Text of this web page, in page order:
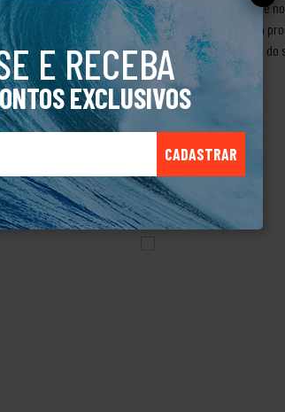
E RECEBA
EXCLUSIVOS
CADASTRAR
para a galera que pegava onda.Sempre presente
dos amantes dessa modalidade.A marca
no mar, mas hoje também é referência no mundo do
TAMBÉM GOSTE